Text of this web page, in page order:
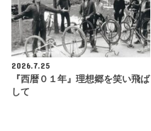
2026.7.25
『西暦０１年』理想郷を笑い飛ば
して